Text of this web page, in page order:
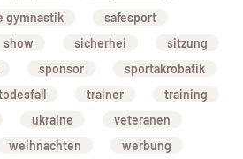
gymnastik
safesport
show sicherhei
sitzung
sponsor
sportakrobatik
trainer
training
ukraine
veteranen
weihnachten
werbung